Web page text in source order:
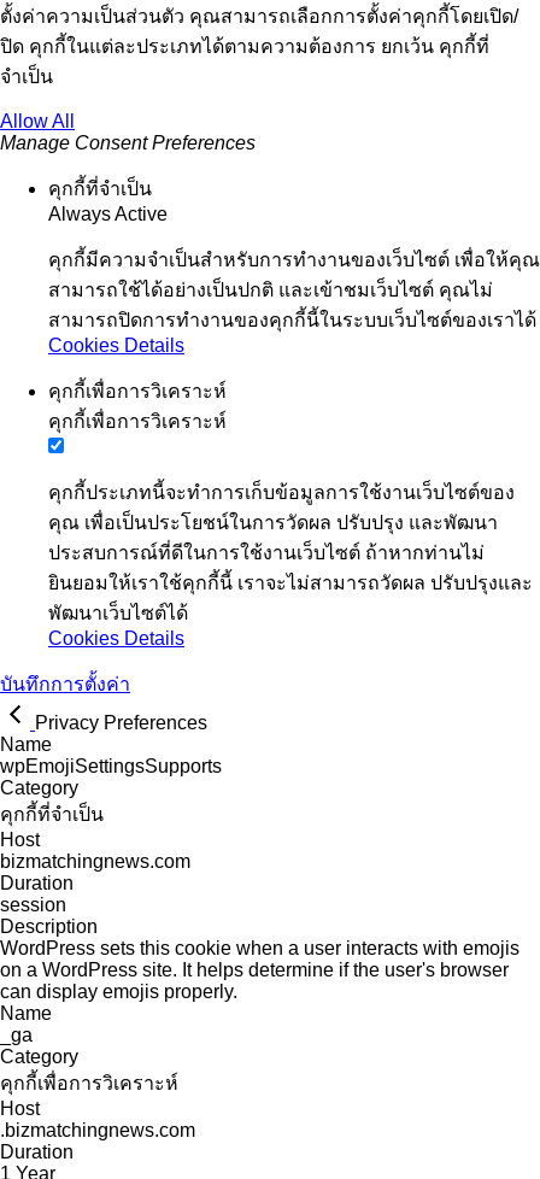
ตั้งค่าความเป็นส่วนตัว คุณสามารถเลือกการตั้งค่าคุกกี้โดยเปิด/
ปิด คุกกี้ในแต่ละประเภทได้ตามความต้องการ ยกเว้น คุกกี้ที่
จำเป็น
Allow All
Manage Consent Preferences
คุกกี้ที่จำเป็น
Always Active
คุกกี้มีความจำเป็นสำหรับการทำงานของเว็บไซต์ เพื่อให้คุณ
สามารถใช้ได้อย่างเป็นปกติ และเข้าชมเว็บไซต์ คุณไม่
สามารถปิดการทำงานของคุกกี้นี้ในระบบเว็บไซต์ของเราได้
Cookies Details
คุกกี้เพื่อการวิเคราะห์
คุกกี้เพื่อการวิเคราะห์
คุกกี้ประเภทนี้จะทำการเก็บข้อมูลการใช้งานเว็บไซต์ของ
คุณ เพื่อเป็นประโยชน์ในการวัดผล ปรับปรุง และพัฒนา
ประสบการณ์ที่ดีในการใช้งานเว็บไซต์ ถ้าหากท่านไม่
ยินยอมให้เราใช้คุกกี้นี้ เราจะไม่สามารถวัดผล ปรับปรุงและ
พัฒนาเว็บไซต์ได้
Cookies Details
บันทึกการตั้งค่า
Privacy Preferences
Name
wpEmojiSettingsSupports
Category
คุกกี้ที่จำเป็น
Host
bizmatchingnews.com
Duration
session
Description
WordPress sets this cookie when a user interacts with emojis
on a WordPress site. It helps determine if the user's browser
can display emojis properly.
Name
_ga
Category
คุกกี้เพื่อการวิเคราะห์
Host
.bizmatchingnews.com
Duration
1 Year